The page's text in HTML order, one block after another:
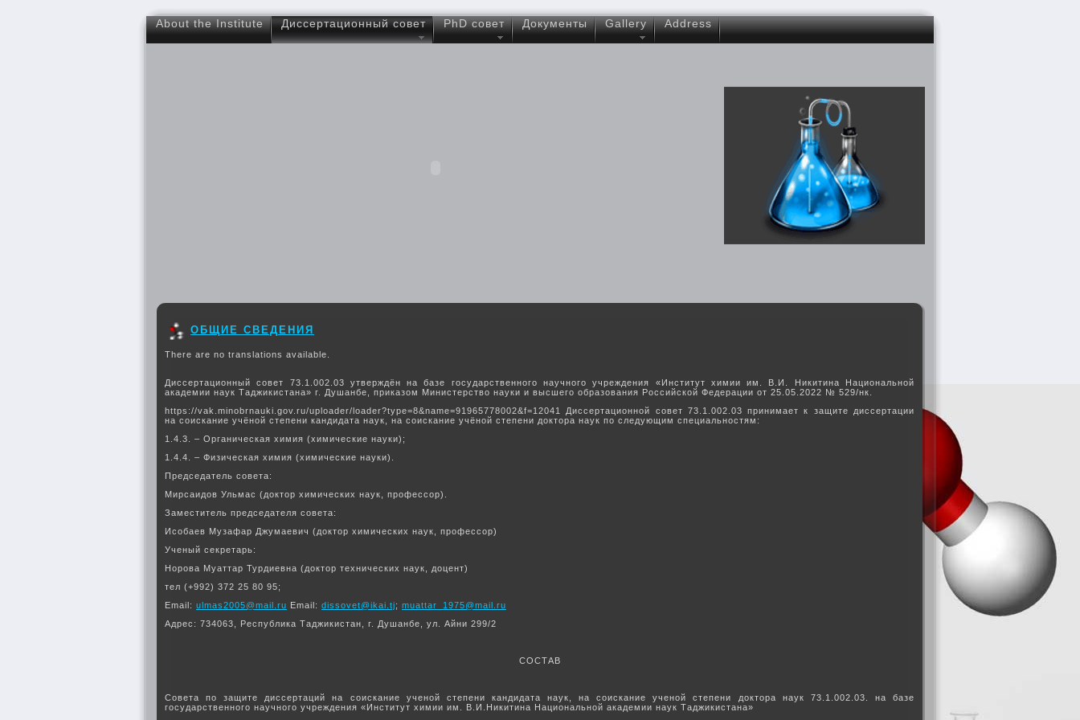
About the Institute Диссертационный совет PhD совет Документы Gallery Address
ОБЩИЕ СВЕДЕНИЯ
There are no translations available.
Диссертационный совет 73.1.002.03 утверждён на базе государственного научного учреждения «Институт химии им. В.И. Никитина Национальной
академии наук Таджикистана» г. Душанбе, приказом Министерство науки и высшего образования Российской Федерации от 25.05.2022 № 529/нк.
https://vak.minobrnauki.gov.ru/uploader/loader?type=8&name=91965778002&f=12041 Диссертационной совет 73.1.002.03 принимает к защите диссертации
на соискание учёной степени кандидата наук, на соискание учёной степени доктора наук по следующим специальностям:
1.4.3. – Органическая химия (химические науки);
1.4.4. – Физическая химия (химические науки).
Председатель совета:
Мирсаидов Ульмас (доктор химических наук, профессор).
Заместитель председателя совета:
Исобаев Музафар Джумаевич (доктор химических наук, профессор)
Ученый секретарь:
Норова Муаттар Турдиевна (доктор технических наук, доцент)
тел (+992) 372 25 80 95;
Email: ulmas2005@mail.ru Email: dissovet@ikai.tj; muattar_1975@mail.ru
Адрес: 734063, Республика Таджикистан, г. Душанбе, ул. Айни 299/2
СОСТАВ
Совета по защите диссертаций на соискание ученой степени кандидата наук, на соискание ученой степени доктора наук 73.1.002.03. на базе
государственного научного учреждения «Институт химии им. В.И.Никитина Национальной академии наук Таджикистана»